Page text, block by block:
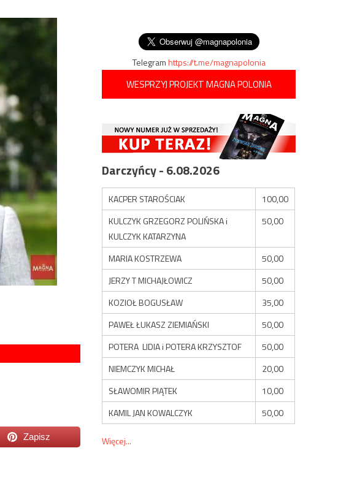
Zapisz
Telegramhttps://t.me/magnapolonia
WESPRZYJ PROJEKT MAGNA POLONIA
Darczyńcy - 6.08.2026
KACPER STAROŚCIAK
100,00
KULCZYK GRZEGORZ POLIŃSKA i
KULCZYK KATARZYNA
50,00
MARIA KOSTRZEWA
50,00
JERZY T MICHAJŁOWICZ
50,00
KOZIOŁ BOGUSŁAW
35,00
PAWEŁ ŁUKASZ ZIEMIAŃSKI
50,00
POTERA LIDIA i POTERA KRZYSZTOF
50,00
NIEMCZYK MICHAŁ
20,00
SŁAWOMIR PIĄTEK
10,00
KAMIL JAN KOWALCZYK
50,00
Więcej...